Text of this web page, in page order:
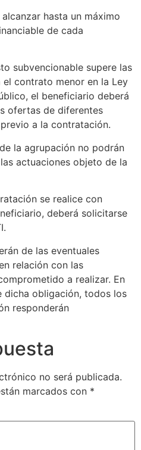
hasta un máximo
de cada
subvencionable supere las
contrato menor en la Ley
el beneficiario deberá
ofertas de diferentes
a la contratación.
la agrupación no podrán
actuaciones objeto de la
se realice con
deberá solicitarse
de las eventuales
relación con las
a realizar. En
dicha obligación, todos los
responderán
no será publicada.
marcados con *